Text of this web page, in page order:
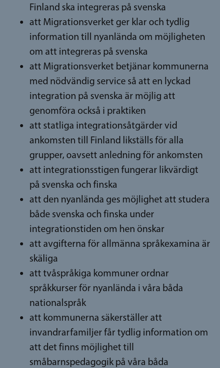
Finland ska integreras på svenska
att Migrationsverket ger klar och tydlig
information till nyanlända om möjligheten
om att integreras på svenska
att Migrationsverket betjänar kommunerna
med nödvändig service så att en lyckad
integration på svenska är möjlig att
genomföra också i praktiken
att statliga integrationsåtgärder vid
ankomsten till Finland likställs för alla
grupper, oavsett anledning för ankomsten
att integrationsstigen fungerar likvärdigt
på svenska och finska
att den nyanlända ges möjlighet att studera
både svenska och finska under
integrationstiden om hen önskar
att avgifterna för allmänna språkexamina är
skäliga
att tvåspråkiga kommuner ordnar
språkkurser för nyanlända i våra båda
nationalspråk
att kommunerna säkerställer att
invandrarfamiljer får tydlig information om
att det finns möjlighet till
småbarnspedagogik på våra båda